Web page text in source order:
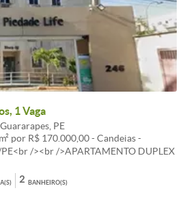
1 Vaga
PE
por R$ 170.000,00 - Candeias -
/><br />APARTAMENTO DUPLEX
no Conjunto Habitacional
Candeias Jaboatão dos Guararapes/PE.
BANHEIRO(S)
2